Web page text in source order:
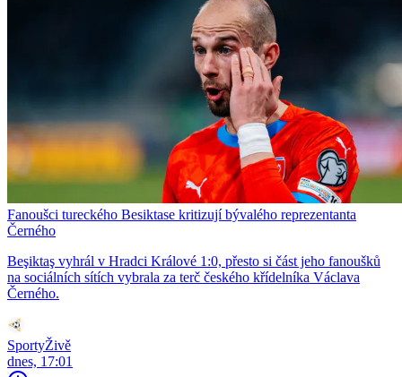
Fanoušci tureckého Besiktase kritizují bývalého reprezentanta
Černého
Beşiktaş vyhrál v Hradci Králové 1:0, přesto si část jeho fanoušků
na sociálních sítích vybrala za terč českého křídelníka Václava
Černého.
SportyŽivě
dnes, 17:01